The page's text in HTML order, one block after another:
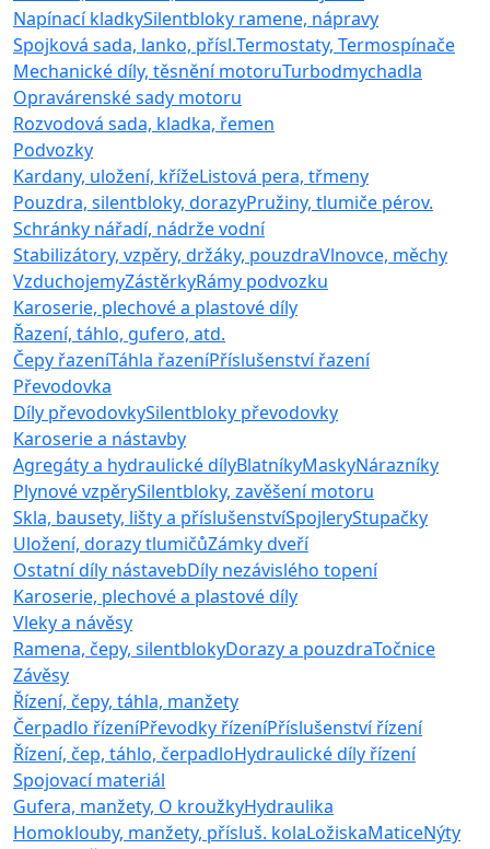
Napínací kladkySilentbloky ramene, nápravy
Spojková sada, lanko, přísl.Termostaty, Termospínače
Mechanické díly, těsnění motoruTurbodmychadla
Opravárenské sady motoru
Rozvodová sada, kladka, řemen
Podvozky
Kardany, uložení, křížeListová pera, třmeny
Pouzdra, silentbloky, dorazyPružiny, tlumiče pérov.
Schránky nářadí, nádrže vodní
Stabilizátory, vzpěry, držáky, pouzdraVlnovce, měchy
VzduchojemyZástěrkyRámy podvozku
Karoserie, plechové a plastové díly
Řazení, táhlo, gufero, atd.
Čepy řazeníTáhla řazeníPříslušenství řazení
Převodovka
Díly převodovkySilentbloky převodovky
Karoserie a nástavby
Agregáty a hydraulické dílyBlatníkyMaskyNárazníky
Plynové vzpěrySilentbloky, zavěšení motoru
Skla, bausety, lišty a příslušenstvíSpojleryStupačky
Uložení, dorazy tlumičůZámky dveří
Ostatní díly nástavebDíly nezávislého topení
Karoserie, plechové a plastové díly
Vleky a návěsy
Ramena, čepy, silentblokyDorazy a pouzdraTočnice
Závěsy
Řízení, čepy, táhla, manžety
Čerpadlo řízeníPřevodky řízeníPříslušenství řízení
Řízení, čep, táhlo, čerpadloHydraulické díly řízení
Spojovací materiál
Gufera, manžety, O kroužkyHydraulika
Homoklouby, manžety, přísluš. kolaLožiskaMaticeNýty